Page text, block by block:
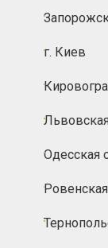
г. Киев
Одесская